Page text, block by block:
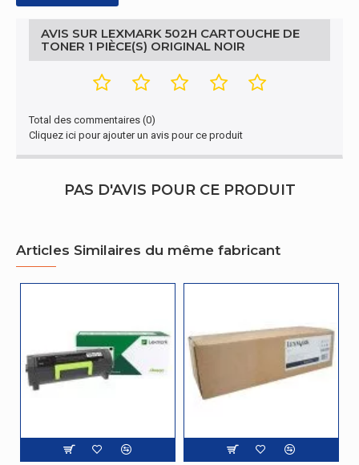
Quantité par paquet
Autres caractéristiques
Original
Code du système harmonisé
AVIS SUR LEXMARK 502H CARTOUCHE DE
TONER 1 PIÈCE(S) ORIGINAL NOIR
Total des commentaires (0)
Cliquez ici pour ajouter un avis pour ce produit
PAS D'AVIS POUR CE PRODUIT
Articles Similaires du même fabricant